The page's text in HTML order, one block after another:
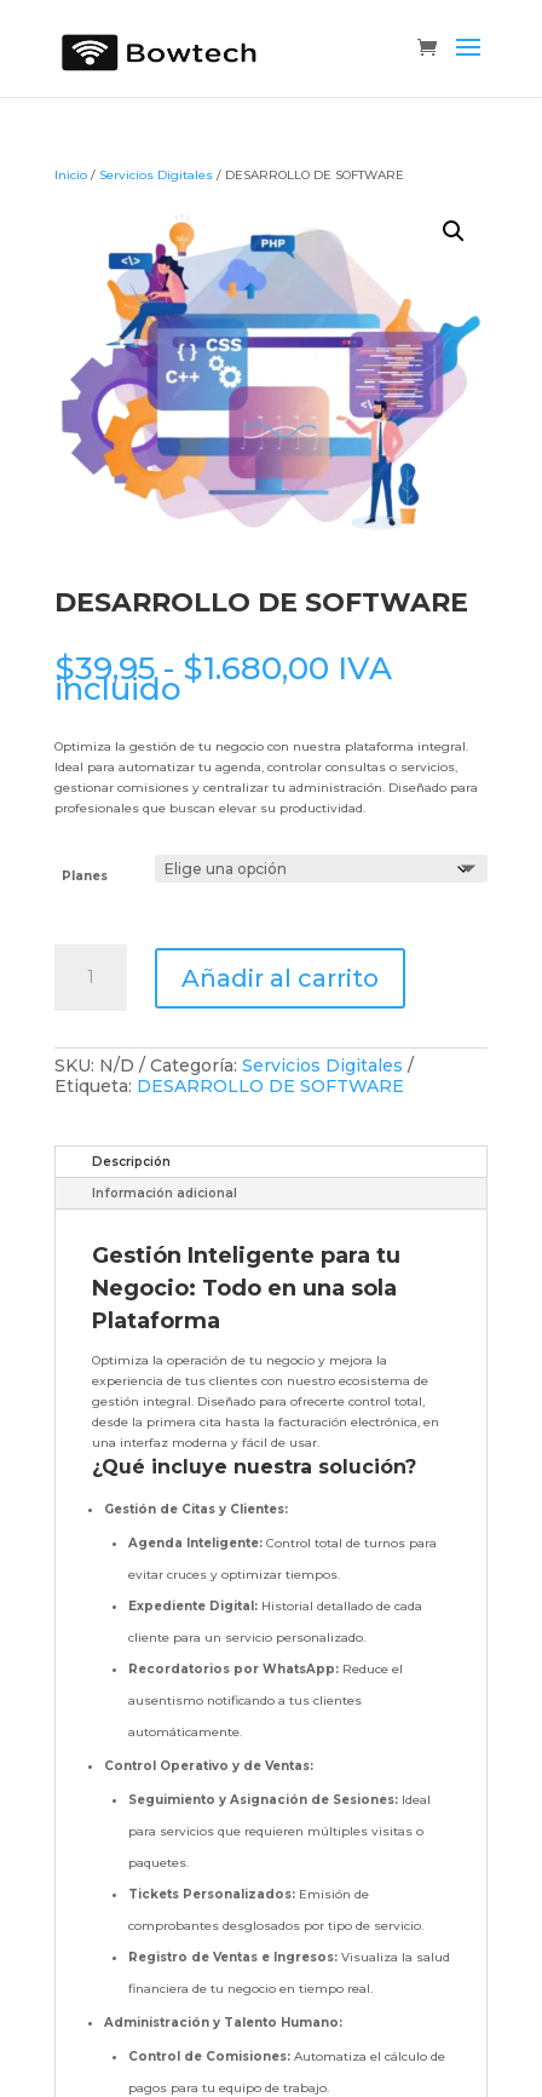
Inicio/ Servicios Digitales/ DESARROLLO DE SOFTWARE
DESARROLLO DE SOFTWARE
$39,95 - $1.680,00Rango
de
$39,95
hasta
$1.680,00
IVA
incluido
Optimiza la gestión de tu negocio con nuestra plataforma integral.
Ideal para automatizar tu agenda, controlar consultas o servicios,
gestionar comisiones y centralizar tu administración. Diseñado para
profesionales que buscan elevar su productividad.
Planes
Añadir al carrito
SKU: N/D Categoría: Servicios Digitales
Etiqueta: DESARROLLO DE SOFTWARE
Descripción
Información adicional
Gestión Inteligente para tu
Negocio: Todo en una sola
Plataforma
Optimiza la operación de tu negocio y mejora la
experiencia de tus clientes con nuestro ecosistema de
gestión integral. Diseñado para ofrecerte control total,
desde la primera cita hasta la facturación electrónica, en
una interfaz moderna y fácil de usar.
¿Qué incluye nuestra solución?
Gestión de Citas y Clientes:
Agenda Inteligente:Control total de turnos para
evitar cruces y optimizar tiempos.
Expediente Digital:Historial detallado de cada
cliente para un servicio personalizado.
Recordatorios por WhatsApp:Reduce el
ausentismo notificando a tus clientes
automáticamente.
Control Operativo y de Ventas:
Seguimiento y Asignación de Sesiones:Ideal
para servicios que requieren múltiples visitas o
paquetes.
Tickets Personalizados:Emisión de
comprobantes desglosados por tipo de servicio.
Registro de Ventas e Ingresos:Visualiza la salud
financiera de tu negocio en tiempo real.
Administración y Talento Humano:
Control de Comisiones:Automatiza el cálculo de
pagos para tu equipo de trabajo.